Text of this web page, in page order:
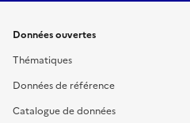
Données ouvertes
Thématiques
Données de référence
Catalogue de données